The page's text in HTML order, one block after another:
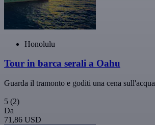
Honolulu
Tour in barca serali a Oahu
Guarda il tramonto e goditi una cena sull'acqua
5 (2)
Da
71,86 USD